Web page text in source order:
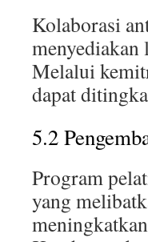
Kolaborasi
menyediakan
Melalui
dapat
5.2
Program
yang